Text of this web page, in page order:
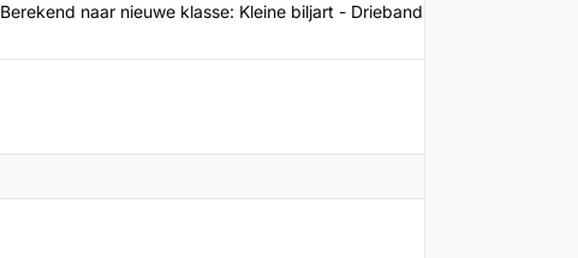
Berekend naar nieuwe klasse: Kleine biljart - Drieband - 3b